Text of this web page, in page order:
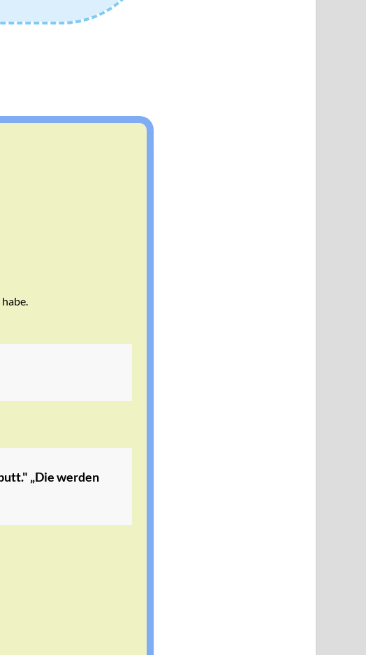
„Die werden